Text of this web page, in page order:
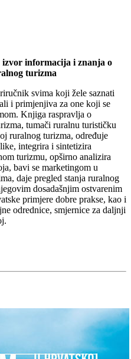
izvor informacija i znanja o
turizma
svima koji žele saznati
i primjenjiva za one koji se
Knjiga raspravlja o
tumači ruralnu turističku
ruralnog turizma, određuje
integrira i sintetizira
turizmu, opširno analizira
bavi se marketingom u
daje pregled stanja ruralnog
dosadašnjim ostvarenim
primjere dobre prakse, kao i
odrednice, smjernice za daljnji